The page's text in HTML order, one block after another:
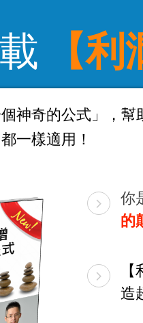
【
神奇的公式」，幫
一樣適用！
你
的
造